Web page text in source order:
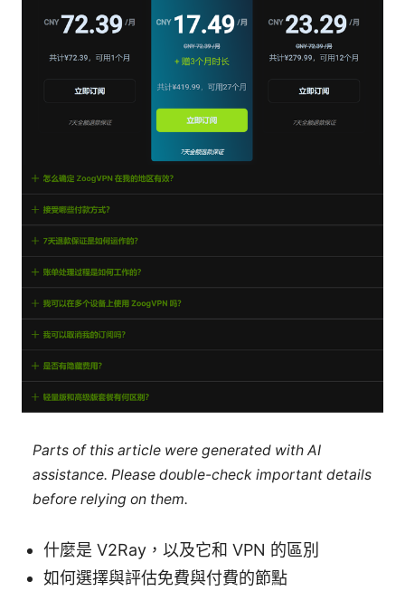
Parts of this article were generated with AI
assistance. Please double-check important details
before relying on them.
什麼是 V2Ray，以及它和 VPN 的區別
如何選擇與評估免費與付費的節點